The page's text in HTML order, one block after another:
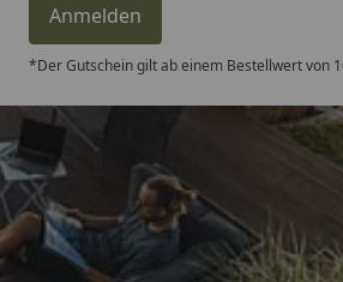
Anmelden
*Der Gutschein gilt ab einem Bestellwert von
Trusted Shops
4,81/ 5